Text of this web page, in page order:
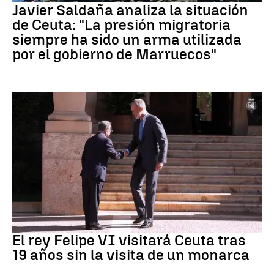
Javier Saldaña analiza la situación
de Ceuta: "La presión migratoria
siempre ha sido un arma utilizada
por el gobierno de Marruecos"
Crisis Migratoria
El rey Felipe VI visitará Ceuta tras
19 años sin la visita de un monarca